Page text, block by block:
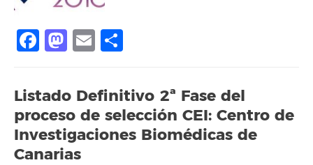
Facebook
Mastodon
Email
Listado Definitivo 2ª Fase del
proceso de selección CEI: Centro de
Investigaciones Biomédicas de
Canarias